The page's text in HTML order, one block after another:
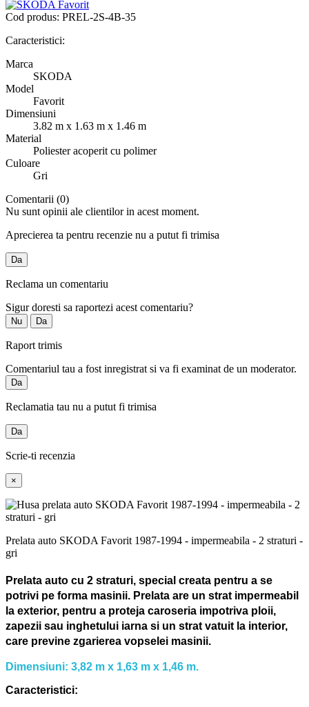
Cod produs: PREL-2S-4B-35
Caracteristici:
Marca
SKODA
Model
Favorit
Dimensiuni
3.82 m x 1.63 m x 1.46 m
Material
Poliester acoperit cu polimer
Culoare
Gri
Comentarii (0)
Nu sunt opinii ale clientilor in acest moment.
Aprecierea ta pentru recenzie nu a putut fi trimisa
Da
Reclama un comentariu
Sigur doresti sa raportezi acest comentariu?
Nu Da
Raport trimis
Comentariul tau a fost inregistrat si va fi examinat de un moderator.
Da
Reclamatia tau nu a putut fi trimisa
Da
Scrie-ti recenzia
×
Prelata auto SKODA Favorit 1987-1994 - impermeabila - 2 straturi -
gri
Prelata auto cu 2 straturi, special creata pentru a se
potrivi pe forma masinii. Prelata are un strat impermeabil
la exterior, pentru a proteja caroseria impotriva ploii,
zapezii sau inghetului iarna si un strat vatuit la interior,
care previne zgarierea vopselei masinii.
Dimensiuni: 3,82 m x 1,63 m x 1,46 m.
Caracteristici: